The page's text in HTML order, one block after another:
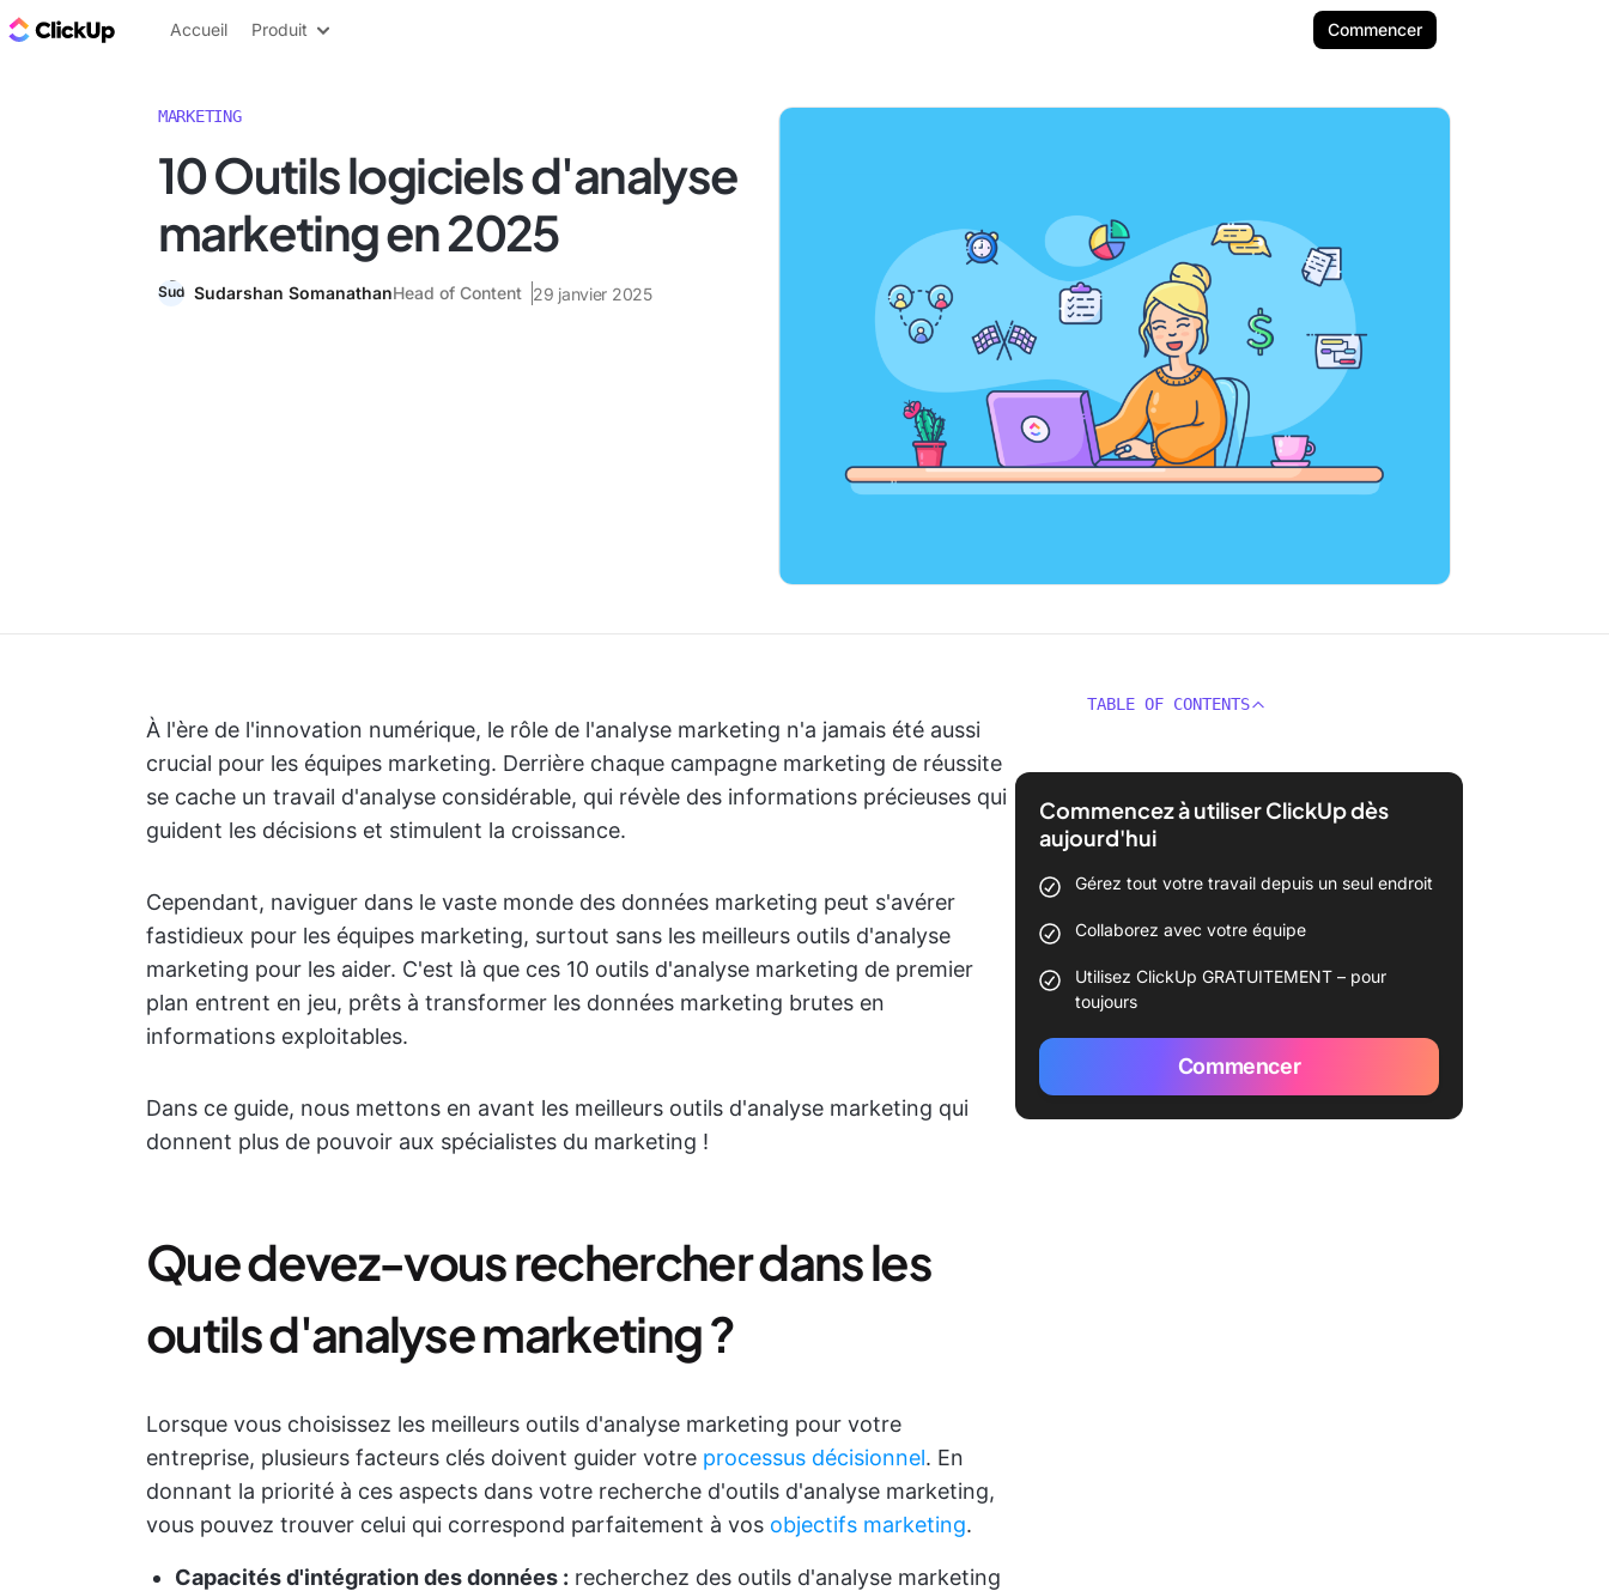
ClickUp Blog
Accueil Produit Commencer
MARKETING
10 Outils logiciels d'analyse
marketing en 2025
Sudarshan SomanathanHead of Content 29 janvier 2025
À l'ère de l'innovation numérique, le rôle de l'analyse marketing n'a jamais été aussi
crucial pour les équipes marketing. Derrière chaque campagne marketing de réussite
se cache un travail d'analyse considérable, qui révèle des informations précieuses qui
guident les décisions et stimulent la croissance.
Cependant, naviguer dans le vaste monde des données marketing peut s'avérer
fastidieux pour les équipes marketing, surtout sans les meilleurs outils d'analyse
marketing pour les aider. C'est là que ces 10 outils d'analyse marketing de premier
plan entrent en jeu, prêts à transformer les données marketing brutes en
informations exploitables.
Dans ce guide, nous mettons en avant les meilleurs outils d'analyse marketing qui
donnent plus de pouvoir aux spécialistes du marketing !
Que devez-vous rechercher dans les
outils d'analyse marketing ?
Lorsque vous choisissez les meilleurs outils d'analyse marketing pour votre
entreprise, plusieurs facteurs clés doivent guider votre processus décisionnel. En
donnant la priorité à ces aspects dans votre recherche d'outils d'analyse marketing,
vous pouvez trouver celui qui correspond parfaitement à vos objectifs marketing.
Capacités d'intégration des données : recherchez des outils d'analyse marketing
TABLE OF CONTENTS
Commencez à utiliser ClickUp dès
aujourd'hui
Gérez tout votre travail depuis un seul endroit
Collaborez avec votre équipe
Utilisez ClickUp GRATUITEMENT – pour
toujours
Commencer